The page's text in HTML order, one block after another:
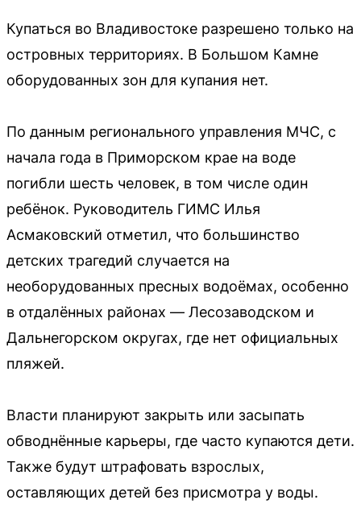
Купаться во Владивостоке разрешено только на
островных территориях. В Большом Камне
оборудованных зон для купания нет.
По данным регионального управления МЧС, с
начала года в Приморском крае на воде
погибли шесть человек, в том числе один
ребёнок. Руководитель ГИМС Илья
Асмаковский отметил, что большинство
детских трагедий случается на
необорудованных пресных водоёмах, особенно
в отдалённых районах — Лесозаводском и
Дальнегорском округах, где нет официальных
пляжей.
Власти планируют закрыть или засыпать
обводнённые карьеры, где часто купаются дети.
Также будут штрафовать взрослых,
оставляющих детей без присмотра у воды.